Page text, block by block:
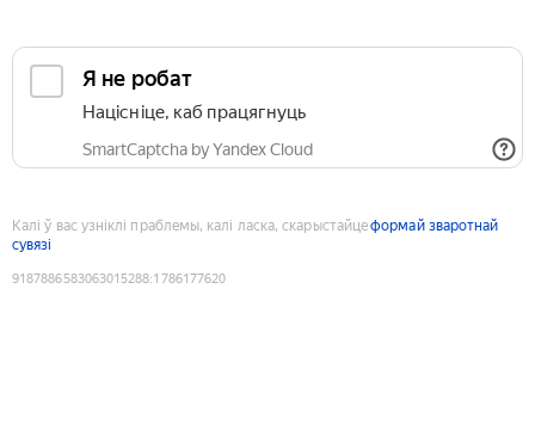
Я не робат
Націсніце, каб працягнуць
SmartCaptcha by Yandex Cloud
Калі ў вас узніклі праблемы, калі ласка, скарыстайцеформай зваротнай
сувязі
9187886583063015288:1786177620